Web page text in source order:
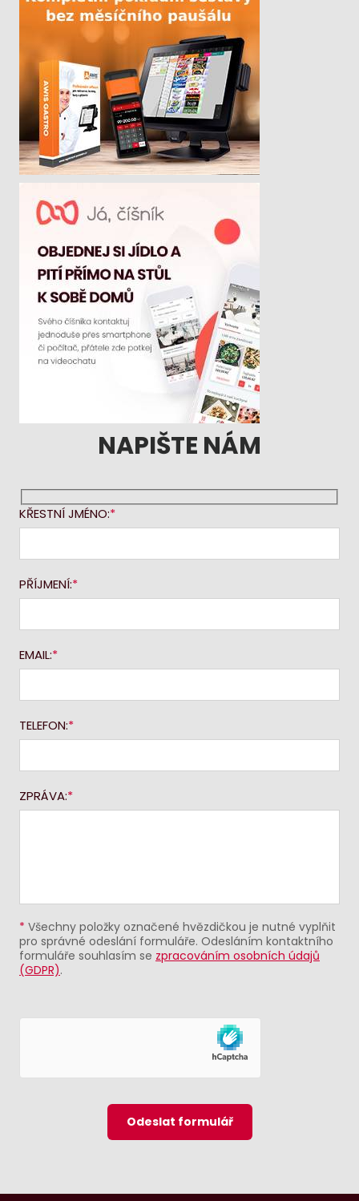
NAPIŠTE NÁM
KŘESTNÍ JMÉNO:
PŘÍJMENÍ:
EMAIL:
TELEFON:
ZPRÁVA:
* Všechny položky označené hvězdičkou je nutné vyplňit
pro správné odeslání formuláře. Odesláním kontaktního
formuláře souhlasím se zpracováním osobních údajů
(GDPR).
Odeslat formulář